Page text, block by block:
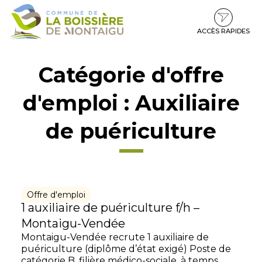
Gestion des traceurs
Aller
Aller
contenu
Aller
pied
ACCÈS RAPIDES
Catégorie d'offre
d'emploi :Auxiliaire
de puériculture
Offre d'emploi
1 auxiliaire de puériculture f/h –
Montaigu-Vendée
Montaigu-Vendée recrute 1 auxiliaire de
puériculture (diplôme d’état exigé) Poste de